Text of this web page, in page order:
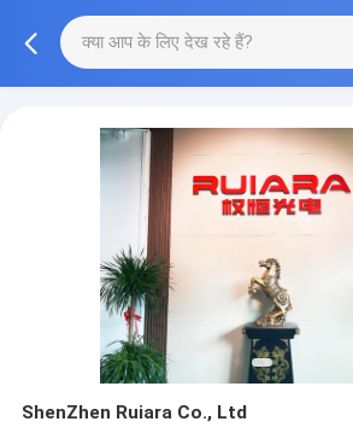
ShenZhen Ruiara Co., Ltd